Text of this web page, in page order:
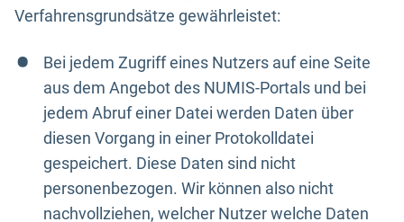
Verfahrensgrundsätze gewährleistet:
Bei jedem Zugriff eines Nutzers auf eine Seite
aus dem Angebot des NUMIS-Portals und bei
jedem Abruf einer Datei werden Daten über
diesen Vorgang in einer Protokolldatei
gespeichert. Diese Daten sind nicht
personenbezogen. Wir können also nicht
nachvollziehen, welcher Nutzer welche Daten